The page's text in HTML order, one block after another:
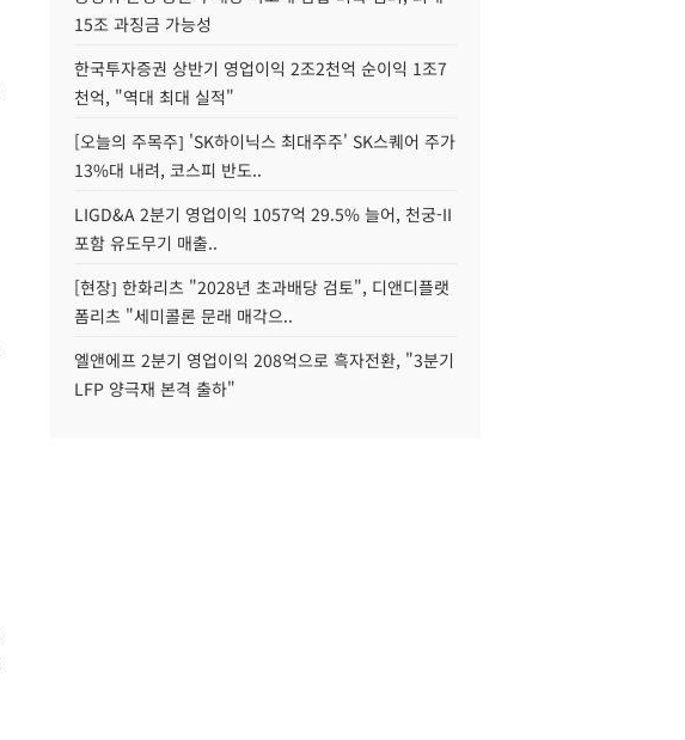
15조 과징금 가능성
한국투자증권 상반기 영업이익 2조2천억 순이익 1조7
천억, "역대 최대 실적"
[오늘의 주목주] 'SK하이닉스 최대주주' SK스퀘어 주가
13%대 내려, 코스피 반도..
LIGD&A 2분기 영업이익 1057억 29.5% 늘어, 천궁-II
포함 유도무기 매출..
[현장] 한화리츠 "2028년 초과배당 검토", 디앤디플랫
폼리츠 "세미콜론 문래 매각으..
엘앤에프 2분기 영업이익 208억으로 흑자전환, "3분기
LFP 양극재 본격 출하"